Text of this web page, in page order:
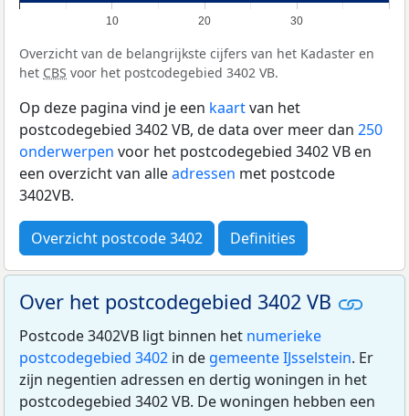
10 20 30
Overzicht van de belangrijkste cijfers van het Kadaster en
het CBS voor het postcodegebied 3402 VB.
Op deze pagina vind je een kaartvan het
postcodegebied 3402 VB, de data over meer dan 250
onderwerpen voor het postcodegebied 3402 VB en
een overzicht van alleadressen met postcode
3402VB.
Overzicht postcode 3402 Definities
Over het postcodegebied 3402 VB
Postcode 3402VB ligt binnen het numerieke
postcodegebied 3402 in de gemeente IJsselstein. Er
zijn negentien adressen en dertig woningen in het
postcodegebied 3402 VB. De woningen hebben een